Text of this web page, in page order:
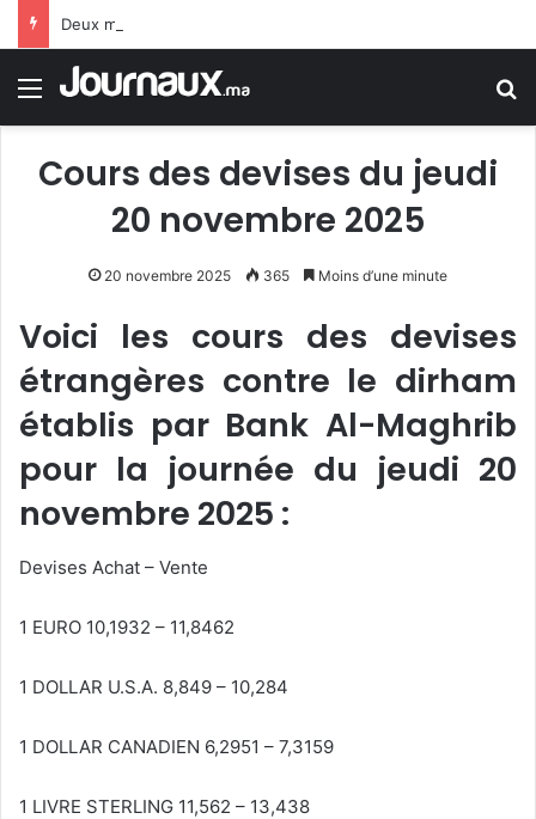
Menu
Cours des devises du jeudi
20 novembre 2025
20 novembre 2025 365 Moins d’une minute
Voici les cours des devises
étrangères contre le dirham
établis par Bank Al-Maghrib
pour la journée du jeudi 20
novembre 2025 :
Devises Achat – Vente
1 EURO 10,1932 – 11,8462
1 DOLLAR U.S.A. 8,849 – 10,284
1 DOLLAR CANADIEN 6,2951 – 7,3159
1 LIVRE STERLING 11,562 – 13,438